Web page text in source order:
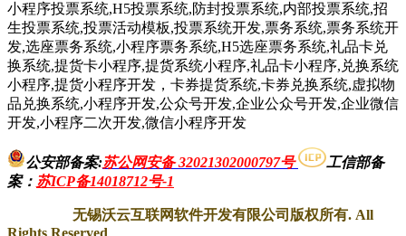
小程序投票系统,H5投票系统,防封投票系统,内部投票系统,招
生投票系统,投票活动模板,投票系统开发,票务系统,票务系统开
发,选座票务系统,小程序票务系统,H5选座票务系统,礼品卡兑
换系统,提货卡小程序,提货系统小程序,礼品卡小程序,兑换系统
小程序,提货小程序开发，卡券提货系统,卡券兑换系统,虚拟物
品兑换系统,小程序开发,公众号开发,企业公众号开发,企业微信
开发,小程序二次开发,微信小程序开发
公安部备案:苏公网安备 32021302000797号
工信部备
案： 苏ICP备14018712号-1
无锡沃云互联网软件开发有限公司版权所有. All